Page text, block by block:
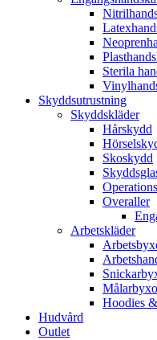
Sterila
Skyddsutrustning
Skyddskläder
Hårskydd
Skoskydd
Overaller
Arbetskläder
Hoodies
Hudvård
Outlet